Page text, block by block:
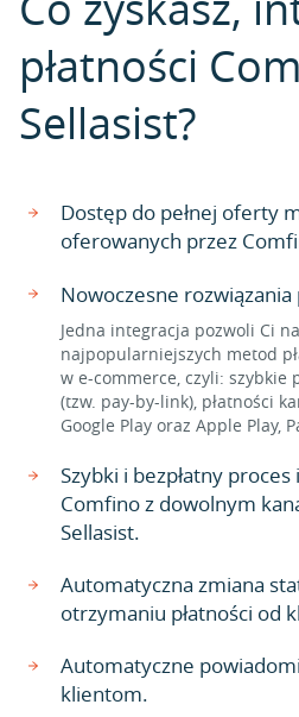
płatności
Sellasist?
Dostęp do pełnej oferty
oferowanych przez
Nowoczesne rozwiązania
Jedna integracja pozwoli Ci
najpopularniejszych metod
w e-commerce, czyli: szybkie
(tzw. pay-by-link), płatności
Google Play oraz Apple Play,
Szybki i bezpłatny
Comfino z dowolnym
Sellasist.
Automatyczna zmiana
otrzymaniu płatności od
Automatyczne
klientom.